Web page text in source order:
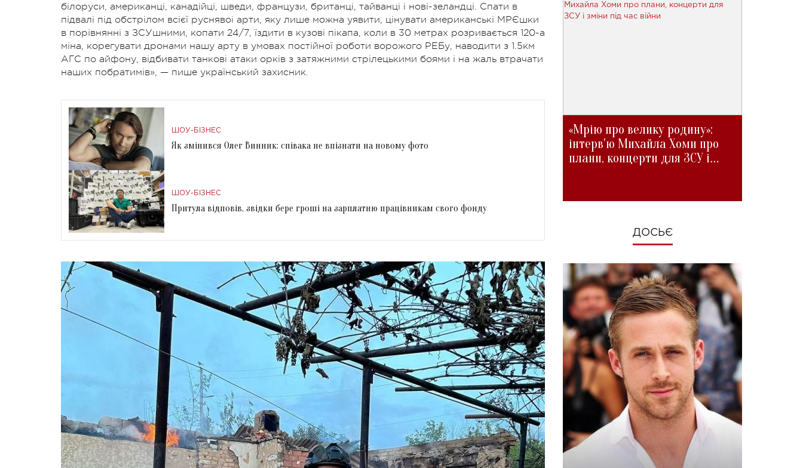
білоруси, американці, канадійці, шведи, французи, британці, тайванці і нові-зеландці. Спати в
підвалі під обстрілом всієї руснявоі арти, яку лише можна уявити, цінувати американські МРЄшки
в порівнянні з ЗСУшними, копати 24/7, їздити в кузові пікапа, коли в 30 метрах розривається 120-а
міна, корегувати дронами нашу арту в умовах постійної роботи ворожого РЕБу, наводити з 1.5км
АГС по айфону, відбивати танкові атаки орків з затяжними стрілецькими боями і на жаль втрачати
наших побратимів», — пише український захисник.
ШОУ-БІЗНЕС
Як змінився Олег Винник: співака не впізнати на новому фото
ШОУ-БІЗНЕС
Притула відповів, звідки бере гроші на зарплатню працівникам свого фонду
«Мрію про велику родину»:
інтерв'ю Михайла Хоми про
плани, концерти для ЗСУ і
ДОСЬЄ